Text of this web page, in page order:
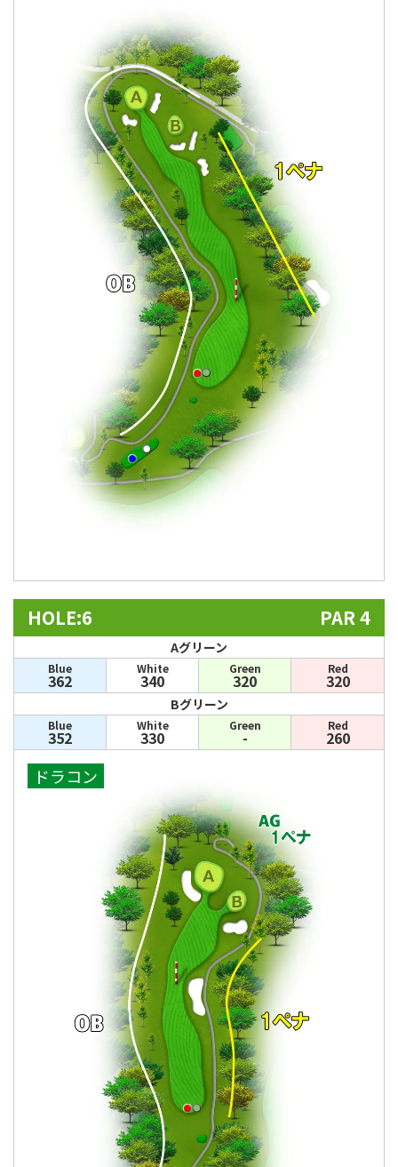
HOLE:6 PAR 4
Aグリーン
Blue
362
White
340
Green
320
Red
320
Bグリーン
Blue
352
White
330
Green
-
Red
260
ドラコン